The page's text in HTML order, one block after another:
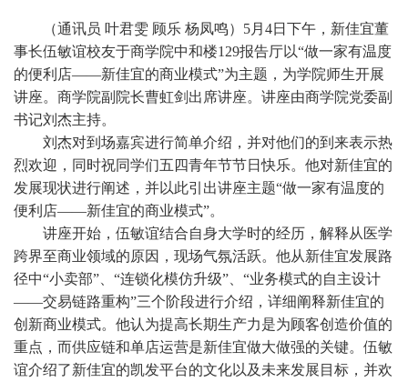
（通讯员 叶君雯 顾乐 杨凤鸣）5月4日下午，新佳宜董
事长伍敏谊校友于商学院中和楼129报告厅以“做一家有温度
的便利店——新佳宜的商业模式”为主题，为学院师生开展
讲座。商学院副院长曹虹剑出席讲座。讲座由商学院党委副
书记刘杰主持。
刘杰对到场嘉宾进行简单介绍，并对他们的到来表示热
烈欢迎，同时祝同学们五四青年节节日快乐。他对新佳宜的
发展现状进行阐述，并以此引出讲座主题“做一家有温度的
便利店——新佳宜的商业模式”。
讲座开始，伍敏谊结合自身大学时的经历，解释从医学
跨界至商业领域的原因，现场气氛活跃。他从新佳宜发展路
径中“小卖部”、“连锁化模仿升级”、“业务模式的自主设计
——交易链路重构”三个阶段进行介绍，详细阐释新佳宜的
创新商业模式。他认为提高长期生产力是为顾客创造价值的
重点，而供应链和单店运营是新佳宜做大做强的关键。伍敏
谊介绍了新佳宜的凯发平台的文化以及未来发展目标，并欢